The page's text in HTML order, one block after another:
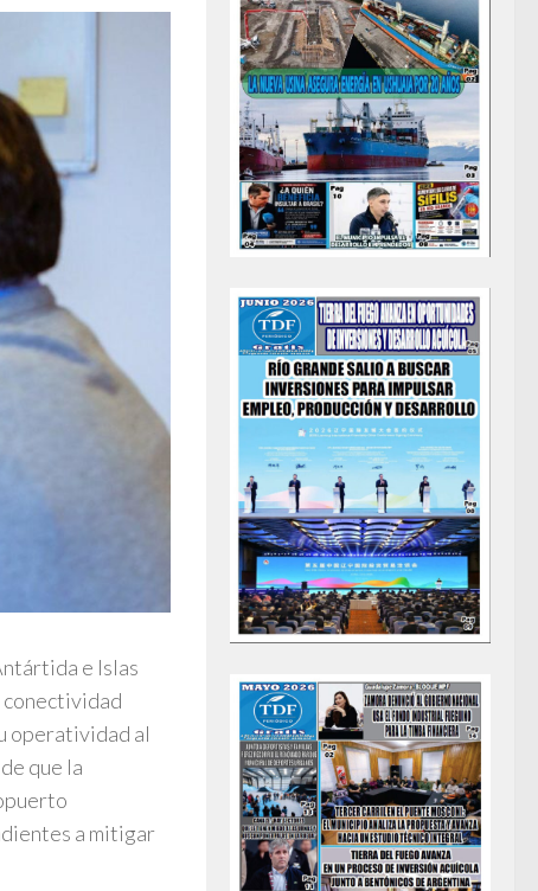
e Islas
conectividad
operatividad al
que la
a mitigar